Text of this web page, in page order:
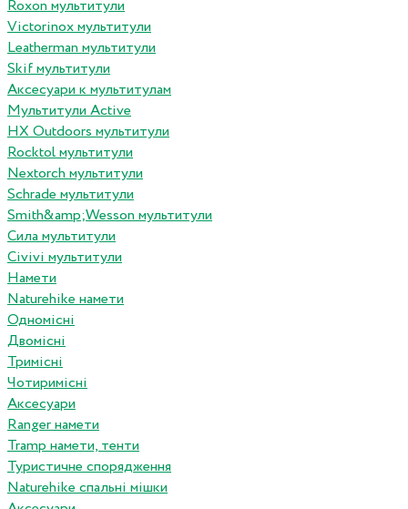
Roxon мультитули
Victorinox мультитули
Leatherman мультитули
Skif мультитули
Аксесуари к мультитулам
Мультитули Active
HX Outdoors мультитули
Rocktol мультитули
Nextorch мультитули
Schrade мультитули
Smith&amp;Wesson мультитули
Сила мультитули
Civivi мультитули
Намети
Naturehike намети
Одномісні
Двомісні
Тримісні
Чотиримісні
Аксесуари
Ranger намети
Tramp намети, тенти
Туристичне спорядження
Naturehike спальні мішки